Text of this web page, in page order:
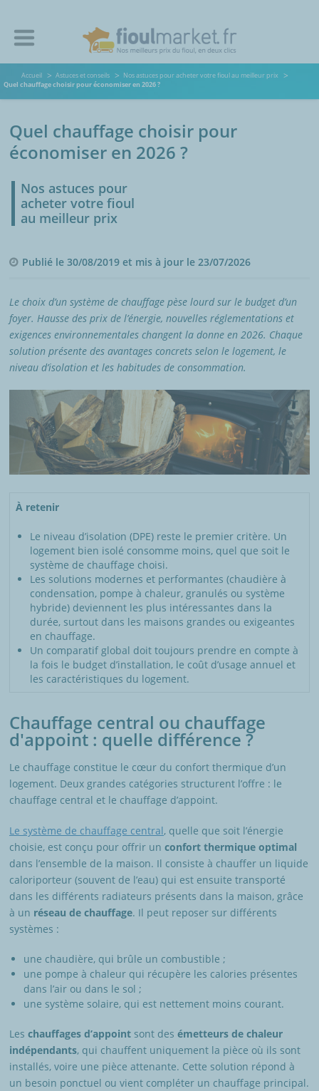
Accueil Astuces et conseils
Nos astuces pour acheter votre fioul au meilleur prix
Quel chauffage choisir pour économiser en 2026 ?
Quel chauffage choisir pour
économiser en 2026 ?
Nos astuces pour
acheter votre fioul
au meilleur prix
Publié le 30/08/2019 et mis à jour le 23/07/2026
Le choix d’un système de chauffage pèse lourd sur le budget d’un
foyer. Hausse des prix de l’énergie, nouvelles réglementations et
exigences environnementales changent la donne en 2026. Chaque
solution présente des avantages concrets selon le logement, le
niveau d’isolation et les habitudes de consommation.
À retenir
Le niveau d’isolation (DPE) reste le premier critère. Un
logement bien isolé consomme moins, quel que soit le
système de chauffage choisi.
Les solutions modernes et performantes (chaudière à
condensation, pompe à chaleur, granulés ou système
hybride) deviennent les plus intéressantes dans la
durée, surtout dans les maisons grandes ou exigeantes
en chauffage.
Un comparatif global doit toujours prendre en compte à
la fois le budget d’installation, le coût d’usage annuel et
les caractéristiques du logement.
Chauffage central ou chauffage
d'appoint : quelle différence ?
Le chauffage constitue le cœur du confort thermique d’un
logement. Deux grandes catégories structurent l’offre : le
chauffage central et le chauffage d’appoint.
Le système de chauffage central, quelle que soit l’énergie
choisie, est conçu pour offrir un confort thermique optimal
dans l’ensemble de la maison. Il consiste à chauffer un liquide
caloriporteur (souvent de l’eau) qui est ensuite transporté
dans les différents radiateurs présents dans la maison, grâce
à un réseau de chauffage. Il peut reposer sur différents
systèmes :
une chaudière, qui brûle un combustible ;
une pompe à chaleur qui récupère les calories présentes
dans l’air ou dans le sol ;
une système solaire, qui est nettement moins courant.
Les chauffages d’appoint sont des émetteurs de chaleur
indépendants, qui chauffent uniquement la pièce où ils sont
installés, voire une pièce attenante. Cette solution répond à
un besoin ponctuel ou vient compléter un chauffage principal.